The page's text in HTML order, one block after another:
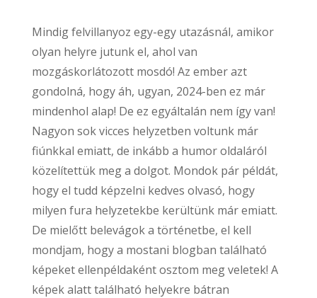
Mindig felvillanyoz egy-egy utazásnál, amikor
olyan helyre jutunk el, ahol van
mozgáskorlátozott mosdó! Az ember azt
gondolná, hogy áh, ugyan, 2024-ben ez már
mindenhol alap! De ez egyáltalán nem így van!
Nagyon sok vicces helyzetben voltunk már
fiúnkkal emiatt, de inkább a humor oldaláról
közelítettük meg a dolgot. Mondok pár példát,
hogy el tudd képzelni kedves olvasó, hogy
milyen fura helyzetekbe kerültünk már emiatt.
De mielőtt belevágok a történetbe, el kell
mondjam, hogy a mostani blogban található
képeket ellenpéldaként osztom meg veletek! A
képek alatt található helyekre bátran